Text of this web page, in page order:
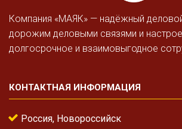
Компания «МАЯК» — надёжный
дорожим деловыми связями и
долгосрочное и взаимовыгодное
КОНТАКТНАЯ ИНФОРМАЦИЯ
Россия, Новороссийск